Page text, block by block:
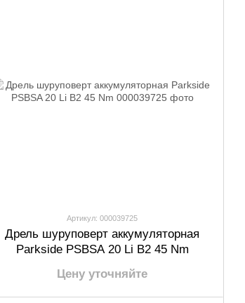
Артикул: 000039725
Дрель шуруповерт аккумуляторная
Parkside PSBSA 20 Li B2 45 Nm
Цену уточняйте